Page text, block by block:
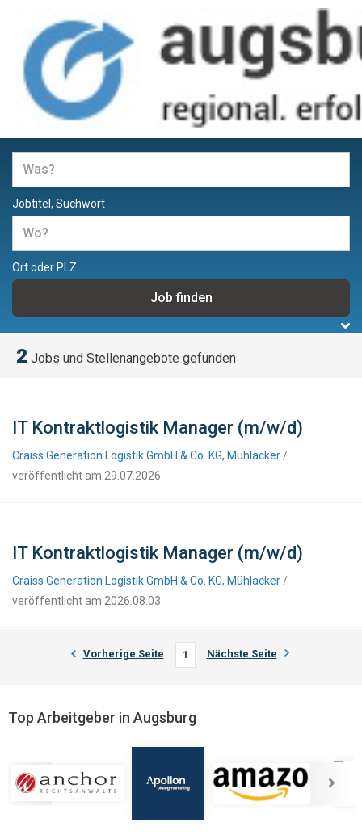
Jobs und Stellenangebote in
Augsburg
Jobtitel, Suchwort
Ort oder PLZ
2 Jobs und Stellenangebote gefunden
IT Kontraktlogistik Manager (m/w/d)
Craiss Generation Logistik GmbH & Co. KG, Mühlacker /
veröffentlicht am 29.07.2026
IT Kontraktlogistik Manager (m/w/d)
Craiss Generation Logistik GmbH & Co. KG, Mühlacker /
veröffentlicht am 2026.08.03
Vorherige Seite 1 Nächste Seite
Top Arbeitgeber in Augsburg